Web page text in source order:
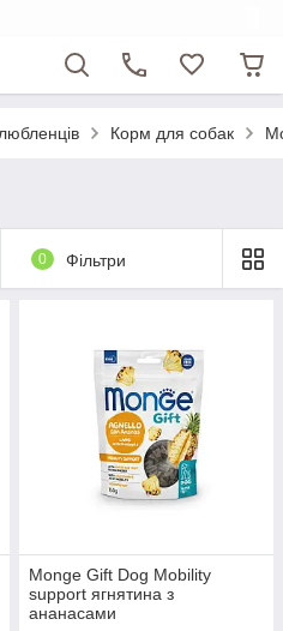
Корм для собак
0 Фільтри
Monge Gift Dog Mobility
support ягнятина з
ананасами